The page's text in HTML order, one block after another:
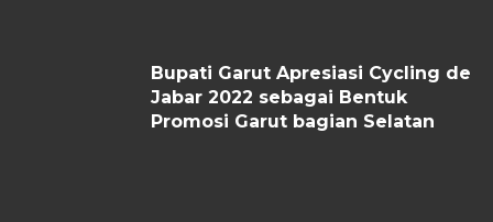
Bupati Garut Apresiasi Cycling de
Jabar 2022 sebagai Bentuk
Promosi Garut bagian Selatan